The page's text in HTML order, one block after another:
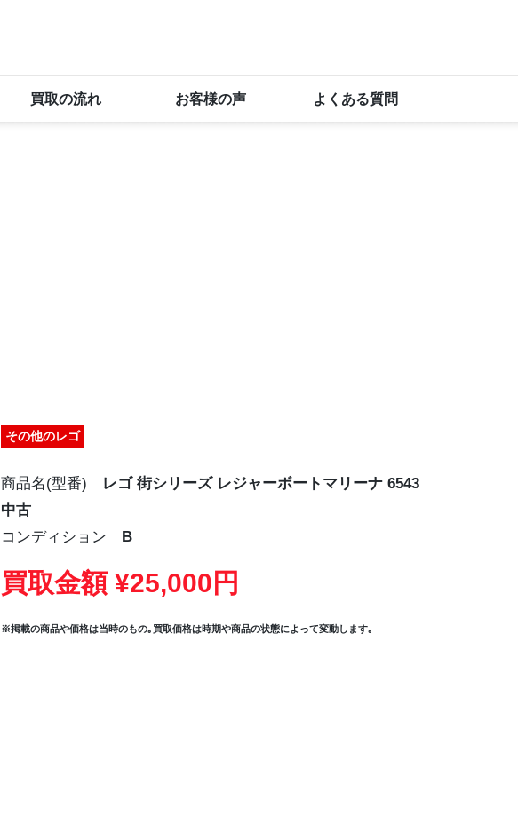
買取の流れ お客様の声 よくある質問
その他のレゴ
商品名(型番)
レゴ 街シリーズ レジャーボートマリーナ 6543
中古
コンディション
B
買取金額 ¥25,000円
※掲載の商品や価格は当時のもの｡買取価格は時期や商品の状態によって変動します｡